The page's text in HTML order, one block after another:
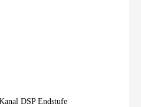
DSP Endstufe